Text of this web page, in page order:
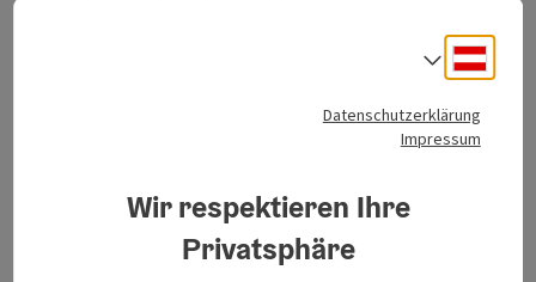
Erlebe eine 360° Panorama Tour durch Bad Goisern am
Veranstaltungstermin/e
Datenschutzerklärung
Impressum
Wir respektieren Ihre
Privatsphäre